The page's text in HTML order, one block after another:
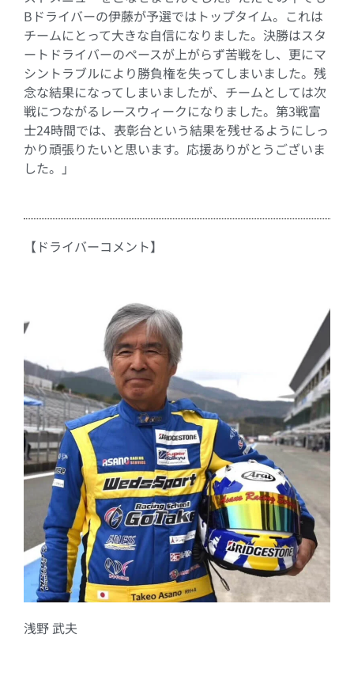
B ドライバーの伊藤が予選ではトップタイム。これは
チームにとって大きな自信になりました。決勝はスタ
ートドライバーのペースが上がらず苦戦をし、更にマ
シントラブルにより勝負権を失ってしまいました。残
念な結果になってしまいましたが、チームとしては次
戦につながるレースウィークになりました。第3戦富
士24時間では、表彰台という結果を残せるようにしっ
かり頑張りたいと思います。応援ありがとうございま
した。」
【ドライバーコメント】
浅野 武夫